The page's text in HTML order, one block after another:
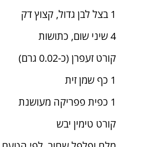
1 בצל לבן גדול, קצוץ דק
4 שיני שום, כתושות
קורט זעפרן (כ-0.02 גרם)
1 כף שמן זית
1 כפית פפריקה מעושנת
קורט טימין יבש